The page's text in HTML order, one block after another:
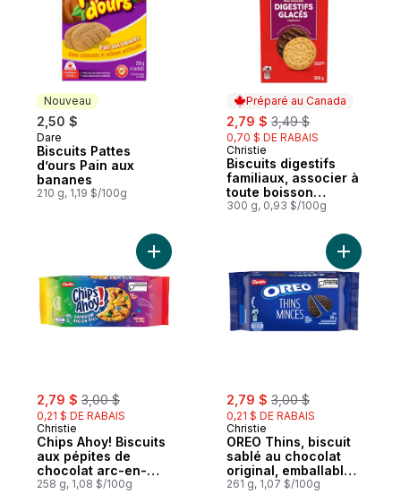
Nouveau
2,50 $
Nouveau
Dare
Biscuits Pattes
d’ours Pain aux
bananes
210 g, 1,19 $/100g
Préparé au Canada
sale:
2,79 $ , formerly:
3,49 $
0,70 $ DE RABAIS
Préparé au Canada
Christie
Biscuits digestifs
familiaux, associer à
toute boisson
chaude pour une
300 g, 0,93 $/100g
sale:
2,79 $ , formerly:
3,00 $
0,21 $ DE RABAIS
Christie
Chips Ahoy! Biscuits
aux pépites de
chocolat arc-en-
ciel, paquet
258 g, 1,08 $/100g
Ajouter Chips Ahoy! Biscuits aux
sale:
2,79 $ , formerly:
3,00 $
0,21 $ DE RABAIS
Christie
OREO Thins, biscuit
sablé au chocolat
original, emballable,
grignotable et
261 g, 1,07 $/100g
Ajouter